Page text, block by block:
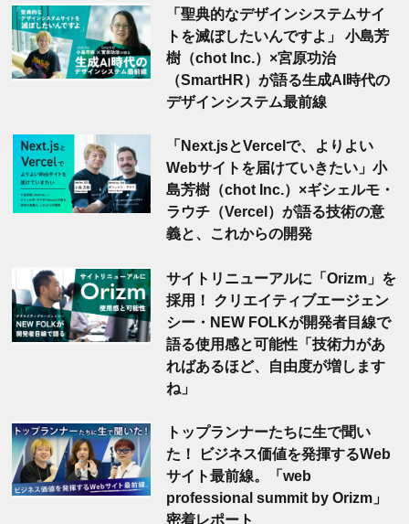
「聖典的なデザインシステムサイ
トを滅ぼしたいんですよ」 小島芳
樹（chot Inc.）×宮原功治
（SmartHR）が語る生成AI時代の
デザインシステム最前線
「Next.jsとVercelで、よりよい
Webサイトを届けていきたい」小
島芳樹（chot Inc.）×ギシェルモ・
ラウチ（Vercel）が語る技術の意
義と、これからの開発
サイトリニューアルに「Orizm」を
採用！ クリエイティブエージェン
シー・NEW FOLKが開発者目線で
語る使用感と可能性「技術力があ
ればあるほど、自由度が増します
ね」
トップランナーたちに生で聞い
た！ ビジネス価値を発揮するWeb
サイト最前線。「web
professional summit by Orizm」
密着レポート